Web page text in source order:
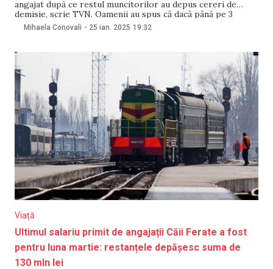
angajat după ce restul muncitorilor au depus cereri de
demisie, scrie TVN. Oamenii au spus că dacă până pe 3
februarie nu-și vor ridica bani vor fi nevoiți să-și găsească
Mihaela Conovali - 25 ian. 2025 19:32
Viață
Ultimul salariu primit de angajații Căii Ferate a fost
pentru luna martie: restanțele depășesc suma de
130 mln lei